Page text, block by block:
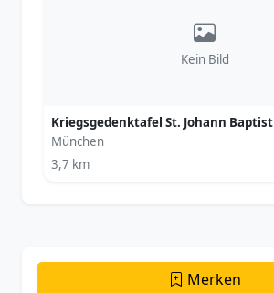
Kein Bild
Kriegsgedenktafel St. Johann Baptist
München
3,7 km
Merken